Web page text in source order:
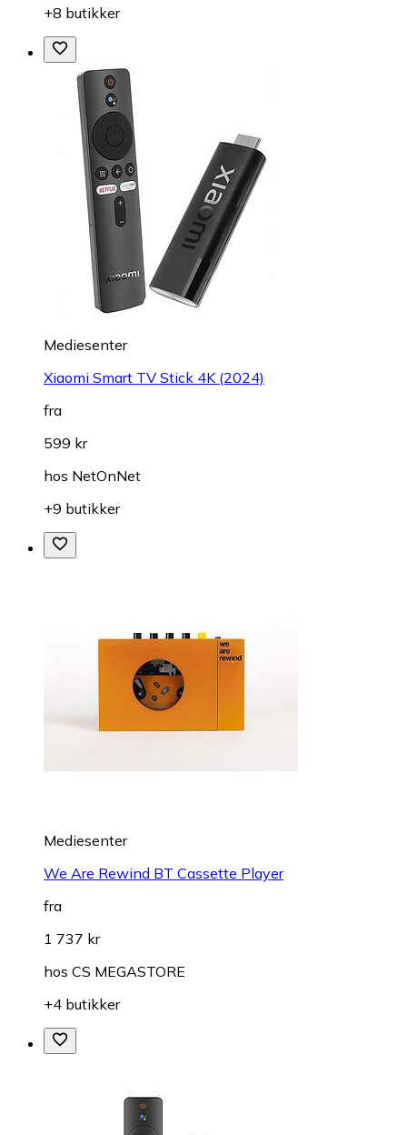
+8 butikker
Mediesenter
Xiaomi Smart TV Stick 4K (2024)
fra
599 kr
hos NetOnNet
+9 butikker
Mediesenter
We Are Rewind BT Cassette Player
fra
1 737 kr
hos CS MEGASTORE
+4 butikker